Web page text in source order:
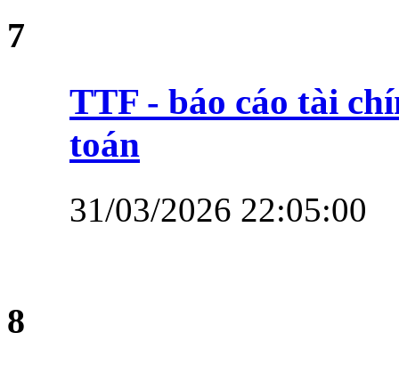
7
TTF - báo cáo tài
toán
31/03/2026 22:05:00
8